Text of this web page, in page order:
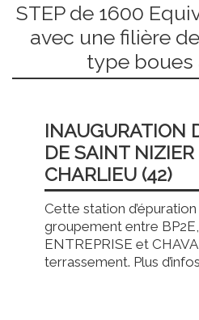
STEP de 1600
avec une filière
type boues
INAUGURATION
DE SAINT NIZIER
CHARLIEU (42)
Cette station
groupement entre
ENTREPRISE et
terrassement. Plus